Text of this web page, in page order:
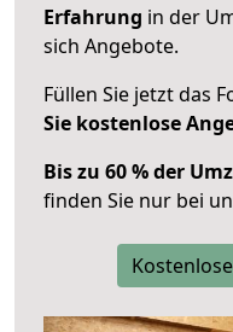
Erfahrung in der
sich Angebote.
Füllen Sie jetzt das
Sie kostenlose
Bis zu 60 % der
finden Sie nur bei